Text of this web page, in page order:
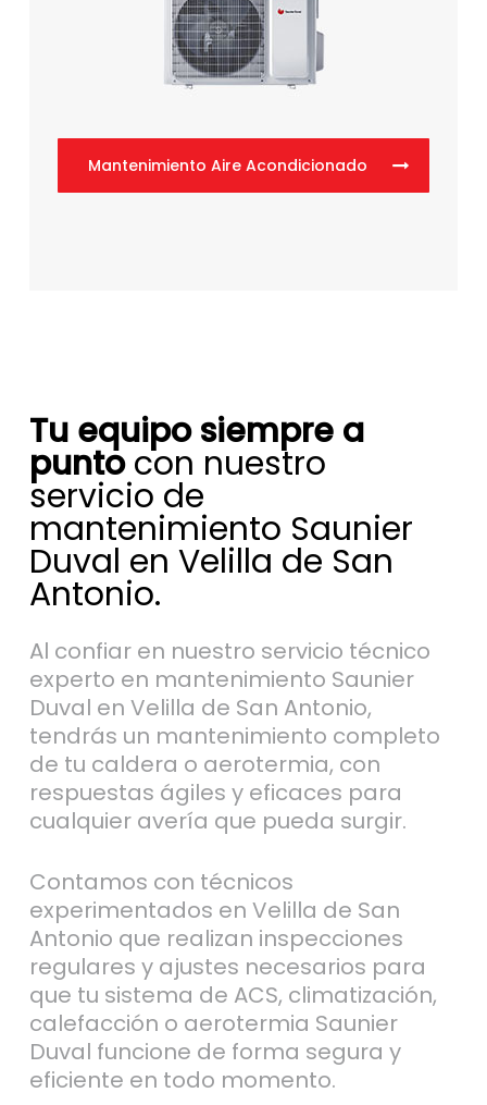
Mantenimiento Aire Acondicionado
Tu equipo siempre a
puntocon nuestro
servicio de
mantenimiento Saunier
Duval en Velilla de San
Antonio.
Al confiar en nuestro servicio técnico
experto en mantenimiento Saunier
Duval en Velilla de San Antonio,
tendrás un mantenimiento completo
de tu caldera o aerotermia, con
respuestas ágiles y eficaces para
cualquier avería que pueda surgir.
Contamos con técnicos
experimentados en Velilla de San
Antonio que realizan inspecciones
regulares y ajustes necesarios para
que tu sistema de ACS, climatización,
calefacción o aerotermia Saunier
Duval funcione de forma segura y
eficiente en todo momento.